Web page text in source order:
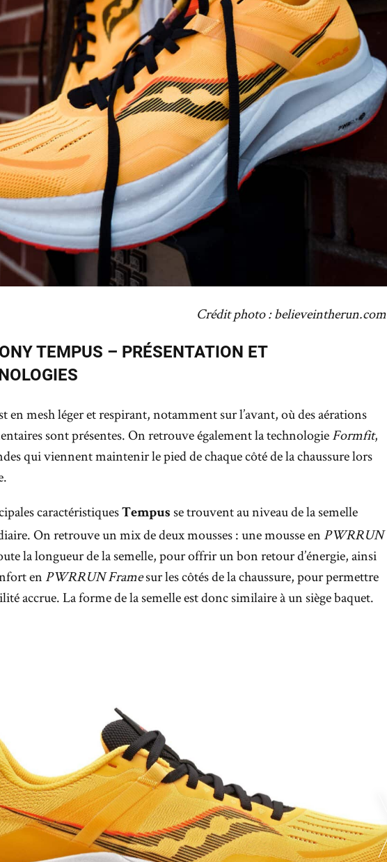
Crédit photo : believeintherun.com
TEMPUS – PRÉSENTATION ET
en mesh léger et respirant, notamment sur l’avant, où des aérations
sont présentes. On retrouve également la technologieFormfit,
qui viennent maintenir le pied de chaque côté de la chaussure lors
caractéristiquesTempus se trouvent au niveau de la semelle
On retrouve un mix de deux mousses : une mousse en PWRRUN
la longueur de la semelle, pour offrir un bon retour d’énergie, ainsi
en PWRRUNFramesur les côtés de la chaussure, pour permettre
accrue. La forme de la semelle est donc similaire à un siège baquet.